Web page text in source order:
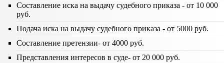
Составление иска на выдачу судебного приказа - от 10 000
руб.
Подача иска на выдачу судебного приказа - от 5000 руб.
Составление претензии- от 4000 руб.
Представления интересов в суде- от 20 000 руб.